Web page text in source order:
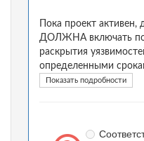
Пока проект активен,
ДОЛЖНА включать
раскрытия
определенными
Показать подробности